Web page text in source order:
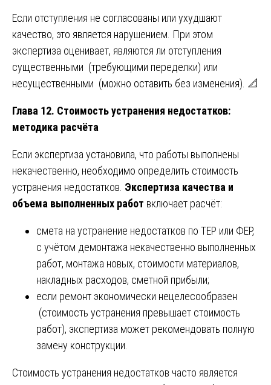
Если отступления не согласованы или ухудшают
качество, это является нарушением. При этом
экспертиза оценивает, являются ли отступления
существенными (требующими переделки) или
несущественными (можно оставить без изменения). 📐
Глава 12. Стоимость устранения недостатков:
методика расчёта
Если экспертиза установила, что работы выполнены
некачественно, необходимо определить стоимость
устранения недостатков. Экспертиза качества и
объема выполненных работ включает расчёт:
смета на устранение недостатков по ТЕР или ФЕР,
с учётом демонтажа некачественно выполненных
работ, монтажа новых, стоимости материалов,
накладных расходов, сметной прибыли;
если ремонт экономически нецелесообразен
(стоимость устранения превышает стоимость
работ), экспертиза может рекомендовать полную
замену конструкции.
Стоимость устранения недостатков часто является